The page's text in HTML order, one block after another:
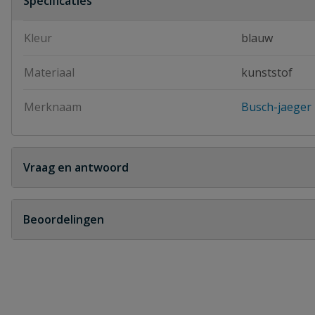
Kleur blauw
Materiaal kunststof
Merknaam Busch-jaeger
Vraag en antwoord
Geen vragen
Beoordelingen